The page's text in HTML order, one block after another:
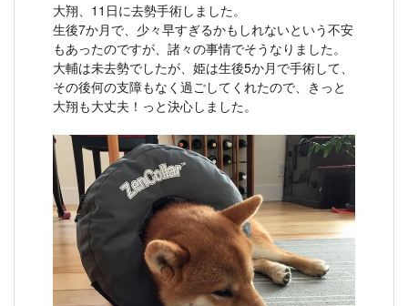
大翔、11日に去勢手術しました。
生後7か月で、少々早すぎるかもしれないという不安
もあったのですが、諸々の事情でそうなりました。
大輔は未去勢でしたが、姫は生後5か月で手術して、
その後何の支障もなく過ごしてくれたので、きっと
大翔も大丈夫！っと決心しました。